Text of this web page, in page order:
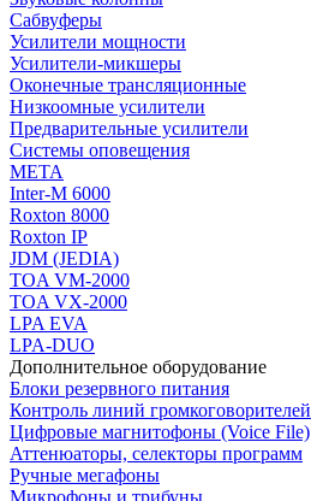
Сабвуферы
Усилители мощности
Усилители-микшеры
Оконечные трансляционные
Низкоомные усилители
Предварительные усилители
Системы оповещения
МЕТА
Inter-M 6000
Roxton 8000
Roxton IP
JDM (JEDIA)
TOA VM-2000
TOA VX-2000
LPA EVA
LPA-DUO
Дополнительное оборудование
Блоки резервного питания
Контроль линий громкоговорителей
Цифровые магнитофоны (Voice File)
Аттенюаторы, селекторы программ
Ручные мегафоны
Микрофоны и трибуны